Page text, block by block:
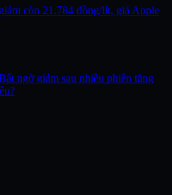
còn 21.784 đồng/lít, giá Apple
ngờ giảm sau nhiều phiên tăng